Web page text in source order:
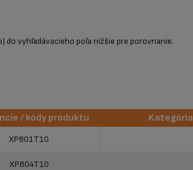
vyhľadávacieho poľa nižšie pre porovnanie.
/ kódy produktu
Kategória
XP801T10
XP804T10